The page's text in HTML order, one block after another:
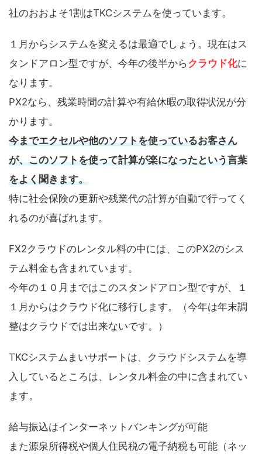
社のおおよそ1割はTKCシステムを使っています。
１月からシステムを変えるは最適でしょう。現在はス
タンドアロン型ですが、今年の後半からクラウド化に
なります。
PX2なら、残業時間の計算や有給休暇の取得状況が分
かります。
今までエクセルや他のソフトを使っているお客さん
が、このソフトを使って計算が楽になったという言葉
をよく聞きます。
特に社会保険の更新や残業代の計算が自動で行ってく
れるのが喜ばれます。
FX2クラウドのレンタル料の中には、このPX2のシス
テム料金も含まれています。
今年の１０月まではこのスタンドアロン型ですが、１
１月からはクラウド化に移行します。（今年は年末調
整はクラウドでは出来ないです。）
TKCシステムまいサポートは、クラウドシステムを導
入しているところは、レンタル料金の中に含まれてい
ます。
給与振込はインターネットバンキングが可能
また源泉所得税や個人住民税の電子納税も可能（ネッ